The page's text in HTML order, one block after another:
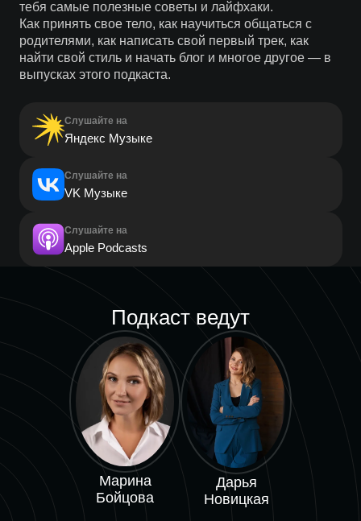
тебя самые полезные советы и лайфхаки.
Как принять свое тело, как научиться общаться с
родителями, как написать свой первый трек, как
найти свой стиль и начать блог и многое другое — в
выпусках этого подкаста.
Слушайте на
Яндекс Музыке
Слушайте на
VK Музыке
Слушайте на
Apple Podcasts
Подкаст ведут
Марина
Бойцова
Дарья
Новицкая